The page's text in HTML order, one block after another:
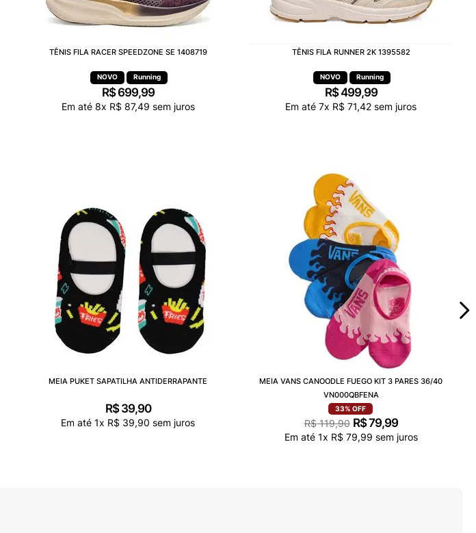
TÊNIS FILA RACER SPEEDZONE SE 1408719
Running
R$ 699,99
Em até 8x R$ 87,49 sem juros
TÊNIS FILA RUNNER 2K 1395582
Running
R$499,99
Em até 7x R$ 71,42 sem juros
MEIA PUKET SAPATILHA ANTIDERRAPANTE
R$ 39,90
Em até 1x R$ 39,90 sem juros
MEIA VANS CANOODLE FUEGO KIT 3 PARES 36/40
VN000QBFENA
33% OFF
R$ 119,90 R$79,99
Em até 1x R$ 79,99 sem juros